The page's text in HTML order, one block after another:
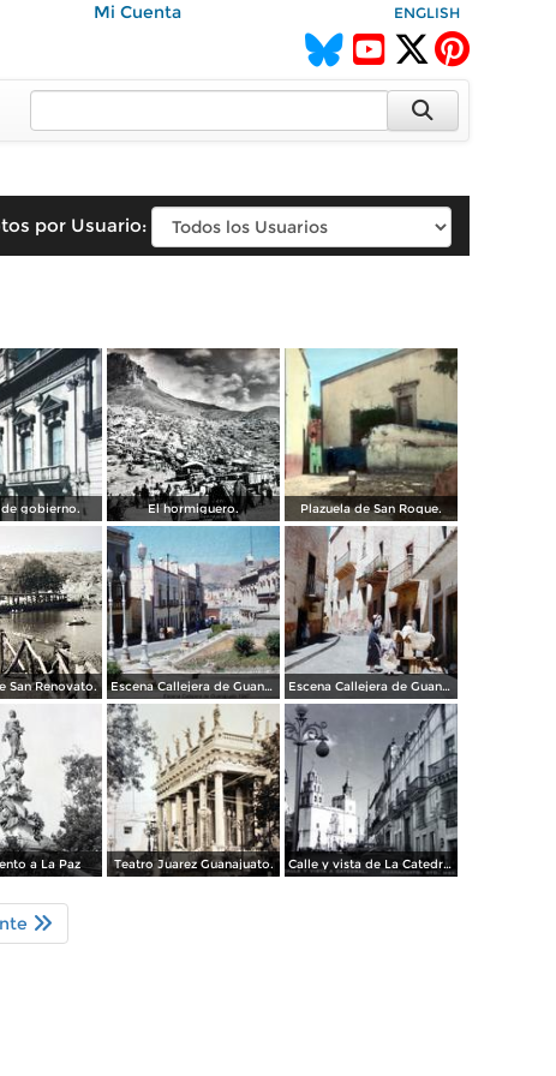
Mi Cuenta ENGLISH
por Usuario:
gobierno. El hormiguero. Plazuela de San Roque.
San Renovato. Escena Callejera de Guanajuato (c. 1953). Escena Callejera de Guanajuato (c. 1953).
a La Paz Teatro Juarez Guanajuato. Calle y vista de La Catedral .